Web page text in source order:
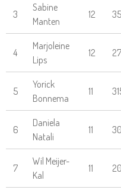
3
Sabine
Manten
12
4
Marjoleine
Lips
12
5
Yorick
Bonnema
11
6
Daniela
Natali
11
7
Wil Meijer-
Kal
11